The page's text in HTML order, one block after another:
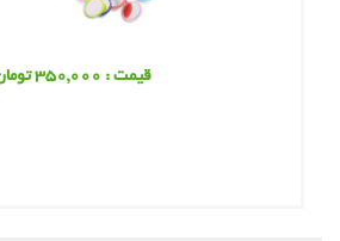
قیمت : 350,000 تومان